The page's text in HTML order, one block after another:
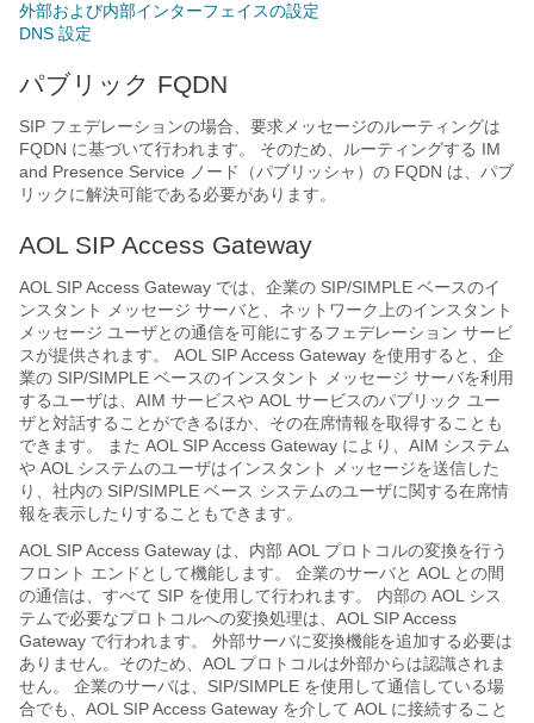
外部および内部インターフェイスの設定
DNS 設定
パブリック FQDN
SIP フェデレーションの場合、要求メッセージのルーティングは
FQDN に基づいて行われます。 そのため、ルーティングする IM
and Presence Service ノード（パブリッシャ）の FQDN は、パブ
リックに解決可能である必要があります。
AOL SIP Access Gateway
AOL SIP Access Gateway では、企業の SIP/SIMPLE ベースのイ
ンスタント メッセージ サーバと、ネットワーク上のインスタント
メッセージ ユーザとの通信を可能にするフェデレーション サービ
スが提供されます。 AOL SIP Access Gateway を使用すると、企
業の SIP/SIMPLE ベースのインスタント メッセージ サーバを利用
するユーザは、AIM サービスや AOL サービスのパブリック ユー
ザと対話することができるほか、その在席情報を取得することも
できます。 また AOL SIP Access Gateway により、AIM システム
や AOL システムのユーザはインスタント メッセージを送信した
り、社内の SIP/SIMPLE ベース システムのユーザに関する在席情
報を表示したりすることもできます。
AOL SIP Access Gateway は、内部 AOL プロトコルの変換を行う
フロント エンドとして機能します。 企業のサーバと AOL との間
の通信は、すべて SIP を使用して行われます。 内部の AOL シス
テムで必要なプロトコルへの変換処理は、AOL SIP Access
Gateway で行われます。 外部サーバに変換機能を追加する必要は
ありません。そのため、AOL プロトコルは外部からは認識されま
せん。 企業のサーバは、SIP/SIMPLE を使用して通信している場
合でも、AOL SIP Access Gateway を介して AOL に接続すること